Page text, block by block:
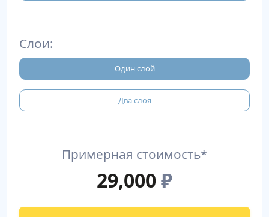
Слои:
Один слой
Два слоя
Примерная стоимость*
29,000₽